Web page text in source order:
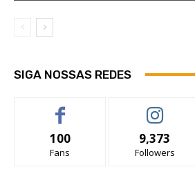
SIGA NOSSAS REDES
100
Fans
9,373
Followers